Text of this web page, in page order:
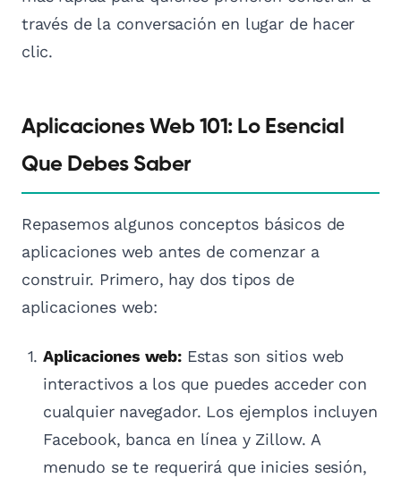
través de la conversación en lugar de hacer
clic.
Aplicaciones Web 101: Lo Esencial
Que Debes Saber
Repasemos algunos conceptos básicos de
aplicaciones web antes de comenzar a
construir. Primero, hay dos tipos de
aplicaciones web:
Aplicaciones web:Estas son sitios web
interactivos a los que puedes acceder con
cualquier navegador. Los ejemplos incluyen
Facebook, banca en línea y Zillow. A
menudo se te requerirá que inicies sesión,